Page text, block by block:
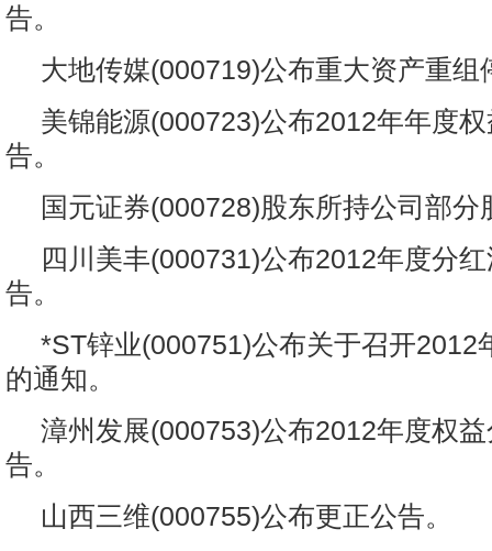
告。
大地传媒(000719)公布重大资产重组
美锦能源(000723)公布2012年年度
告。
国元证券(000728)股东所持公司部分
四川美丰(000731)公布2012年度分
告。
*ST锌业(000751)公布关于召开2012
的通知。
漳州发展(000753)公布2012年度权
告。
山西三维(000755)公布更正公告。